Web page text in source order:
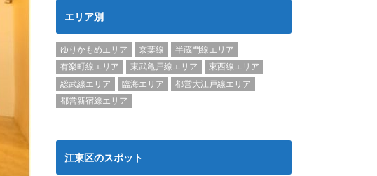
エリア別
ゆりかもめエリア 京葉線
半蔵門線エリア
有楽町線エリア
東武亀戸線エリア
東西線エリア
総武線エリア
臨海エリア
都営大江戸線エリア
都営新宿線エリア
江東区のスポット